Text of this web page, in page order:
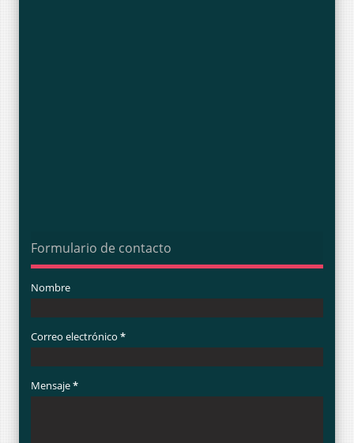
Formulario de contacto
Nombre
Correo electrónico *
Mensaje*